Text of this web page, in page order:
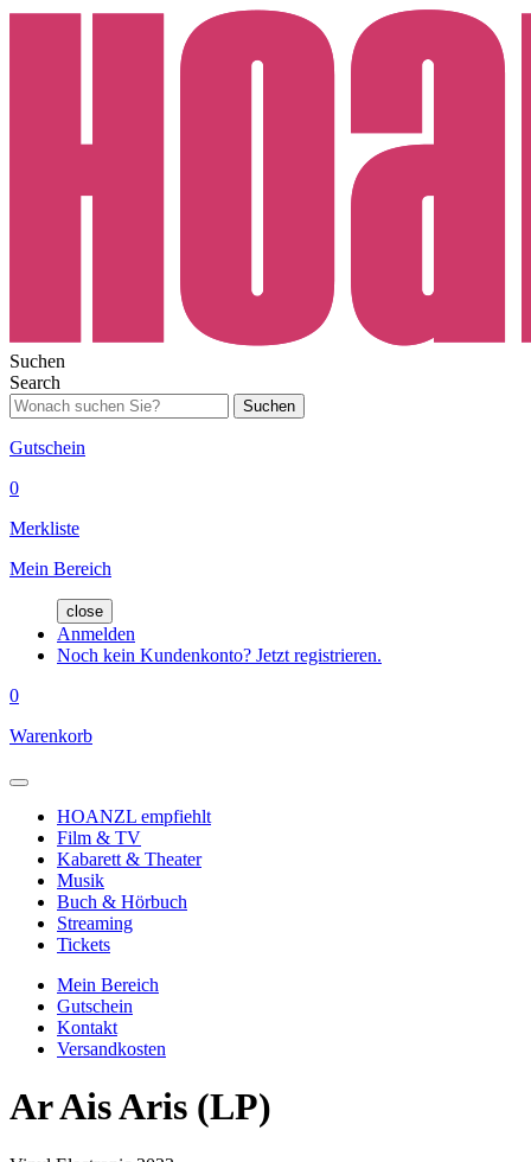
Suchen
Search
Suchen
Gutschein
0
Merkliste
Mein Bereich
close
Anmelden
Noch kein Kundenkonto? Jetzt registrieren.
0
Warenkorb
HOANZL empfiehlt
Film & TV
Kabarett & Theater
Musik
Buch & Hörbuch
Streaming
Tickets
Mein Bereich
Gutschein
Kontakt
Versandkosten
Ar Ais Aris (LP)